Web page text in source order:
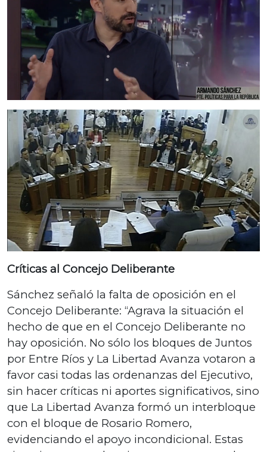
Críticas al Concejo Deliberante
Sánchez señaló la falta de oposición en el
Concejo Deliberante: “Agrava la situación el
hecho de que en el Concejo Deliberante no
hay oposición. No sólo los bloques de Juntos
por Entre Ríos y La Libertad Avanza votaron a
favor casi todas las ordenanzas del Ejecutivo,
sin hacer críticas ni aportes significativos, sino
que La Libertad Avanza formó un interbloque
con el bloque de Rosario Romero,
evidenciando el apoyo incondicional. Estas